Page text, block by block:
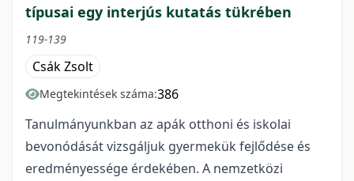
típusai egy interjús kutatás tükrében
119-139
Csák Zsolt
Megtekintések száma:386
Tanulmányunkban az apák otthoni és iskolai
bevonódását vizsgáljuk gyermekük fejlődése és
eredményessége érdekében. A nemzetközi